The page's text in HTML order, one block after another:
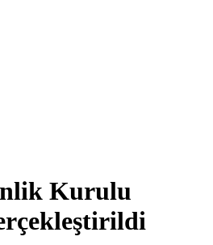
Kurulu